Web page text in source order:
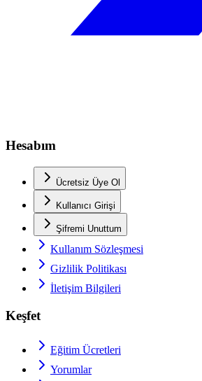
Hesabım
Ücretsiz Üye Ol
Kullanıcı Girişi
Şifremi Unuttum
Kullanım Sözleşmesi
Gizlilik Politikası
İletişim Bilgileri
Keşfet
Eğitim Ücretleri
Yorumlar